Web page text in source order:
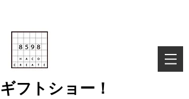
ギフトショー！